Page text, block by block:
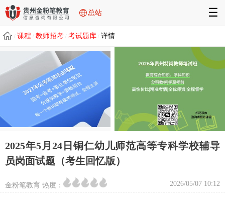
总站 ☰
课程 教师招考 考试题库 详情
2025年5月24日铜仁幼儿师范高等专科学校辅导
员岗面试题（考生回忆版）
金粉笔教育 热度： 2026/05/07 10:12